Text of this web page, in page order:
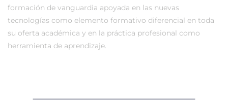
formación de vanguardia apoyada en las nuevas
tecnologías como elemento formativo diferencial en toda
su oferta académica y en la práctica profesional como
herramienta de aprendizaje.